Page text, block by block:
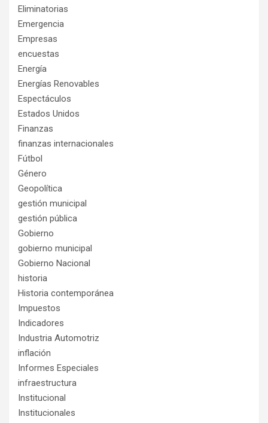
Eliminatorias
Emergencia
Empresas
encuestas
Energía
Energías Renovables
Espectáculos
Estados Unidos
Finanzas
finanzas internacionales
Fútbol
Género
Geopolítica
gestión municipal
gestión pública
Gobierno
gobierno municipal
Gobierno Nacional
historia
Historia contemporánea
Impuestos
Indicadores
Industria Automotriz
inflación
Informes Especiales
infraestructura
Institucional
Institucionales